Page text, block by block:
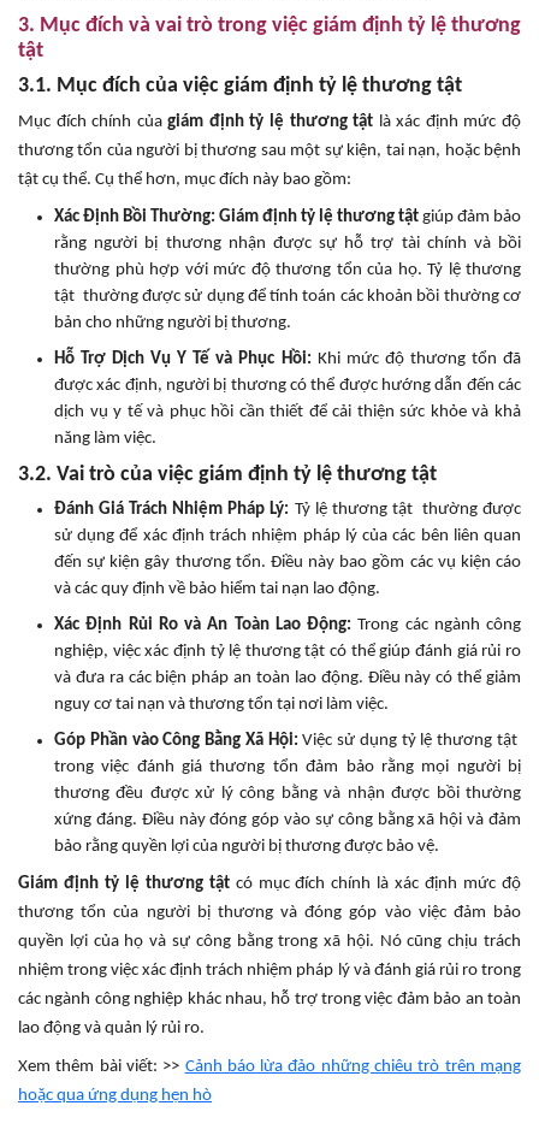
3. Mục đích và vai trò trong việc giám định tỷ lệ thương
tật
3.1. Mục đích của việc giám định tỷ lệ thương tật
Mục đích chính củagiám định tỷ lệ thương tật là xác định mức độ
thương tổn của người bị thương sau một sự kiện, tai nạn, hoặc bệnh
tật cụ thể. Cụ thể hơn, mục đích này bao gồm:
Xác Định Bồi Thường: Giám định tỷ lệ thương tật giúp đảm bảo
rằng người bị thương nhận được sự hỗ trợ tài chính và bồi
thường phù hợp với mức độ thương tổn của họ. Tỷ lệ thương
tật thường được sử dụng để tính toán các khoản bồi thường cơ
bản cho những người bị thương.
Hỗ Trợ Dịch Vụ Y Tế và Phục Hồi: Khi mức độ thương tổn đã
được xác định, người bị thương có thể được hướng dẫn đến các
dịch vụ y tế và phục hồi cần thiết để cải thiện sức khỏe và khả
năng làm việc.
3.2. Vai trò của việc giám định tỷ lệ thương tật
Đánh Giá Trách Nhiệm Pháp Lý: Tỷ lệ thương tật thường được
sử dụng để xác định trách nhiệm pháp lý của các bên liên quan
đến sự kiện gây thương tổn. Điều này bao gồm các vụ kiện cáo
và các quy định về bảo hiểm tai nạn lao động.
Xác Định Rủi Ro và An Toàn Lao Động: Trong các ngành công
nghiệp, việc xác định tỷ lệ thương tật có thể giúp đánh giá rủi ro
và đưa ra các biện pháp an toàn lao động. Điều này có thể giảm
nguy cơ tai nạn và thương tổn tại nơi làm việc.
Góp Phần vào Công Bằng Xã Hội: Việc sử dụng tỷ lệ thương tật
trong việc đánh giá thương tổn đảm bảo rằng mọi người bị
thương đều được xử lý công bằng và nhận được bồi thường
xứng đáng. Điều này đóng góp vào sự công bằng xã hội và đảm
bảo rằng quyền lợi của người bị thương được bảo vệ.
Giám định tỷ lệ thương tậtcó mục đích chính là xác định mức độ
thương tổn của người bị thương và đóng góp vào việc đảm bảo
quyền lợi của họ và sự công bằng trong xã hội. Nó cũng chịu trách
nhiệm trong việc xác định trách nhiệm pháp lý và đánh giá rủi ro trong
các ngành công nghiệp khác nhau, hỗ trợ trong việc đảm bảo an toàn
lao động và quản lý rủi ro.
Xem thêm bài viết: >> Cảnh báo lừa đảo những chiêu trò trên mạng
hoặc qua ứng dụng hẹn hò